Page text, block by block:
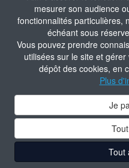
mesurer son audience
fonctionnalités particulières,
échéant sous
Vous pouvez prendre
utilisées sur le site et
dépôt des cookies, en
Plus
Je
Tout